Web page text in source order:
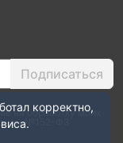
Подписаться
на обработку моих
№152-ФЗ
корректно,